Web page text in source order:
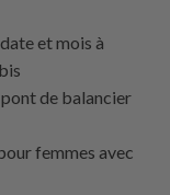
et mois à
de balancier
femmes avec